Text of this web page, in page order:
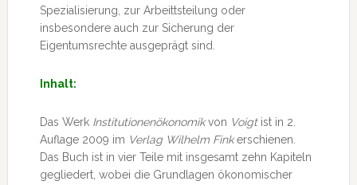
Spezialisierung, zur Arbeittsteilung oder
insbesondere auch zur Sicherung der
Eigentumsrechte ausgeprägt sind.
Inhalt:
Das Werk Institutionenökonomikvon Voigtist in 2.
Auflage 2009 im Verlag Wilhelm Finkerschienen.
Das Buch ist in vier Teile mit insgesamt zehn Kapiteln
gegliedert, wobei die Grundlagen ökonomischer